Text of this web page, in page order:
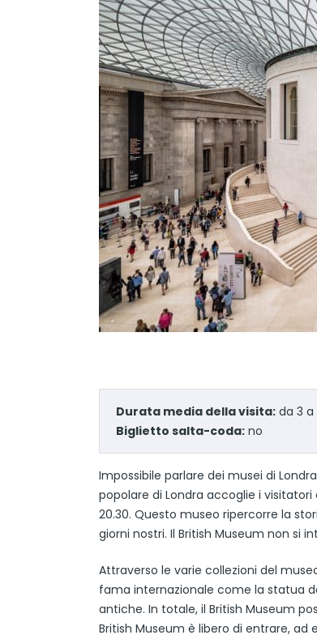
Durata media della visita: da 3
Biglietto salta-coda: no
Impossibile parlare dei musei di
popolare di Londra accoglie i visitatori
20.30. Questo museo ripercorre la
giorni nostri. Il British Museum non si
Attraverso le varie collezioni del
fama internazionale come la statua
antiche. In totale, il British Museum
British Museum è libero di entrare,